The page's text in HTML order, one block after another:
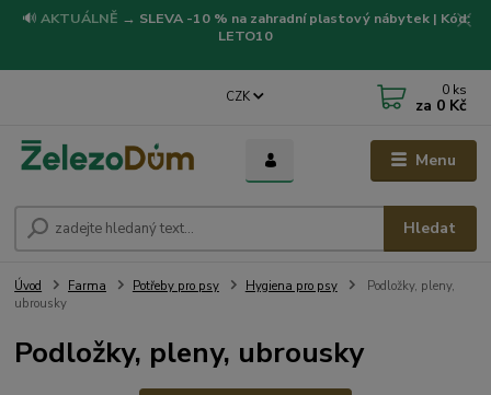
🔊 AKTUÁLNĚ → SLEVA -10 % na zahradní plastový nábytek | Kód:
LETO10
Menu
CZK
Hledat
0 ks
za 0 Kč
Úvod Farma Potřeby pro psy Hygiena pro psy
Podložky, pleny,
ubrousky
Podložky, pleny, ubrousky